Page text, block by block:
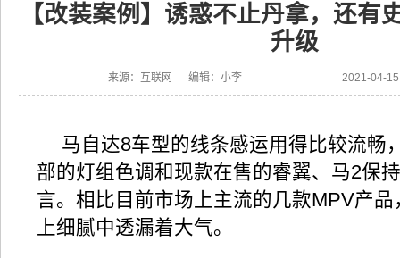
【改装案例】诱惑不止丹拿，还有
升级
来源：互联网 编辑：小李 2021-04-
马自达8车型的线条感运用得比较流畅
部的灯组色调和现款在售的睿翼、马2保
言。相比目前市场上主流的几款MPV产
上细腻中透漏着大气。